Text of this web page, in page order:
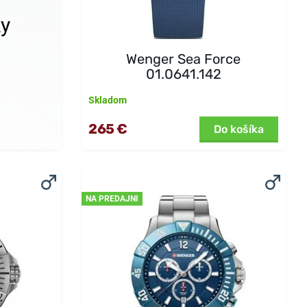
Wenger Sea Force
01.0641.142
Skladom
265 € Do košíka
NA PREDAJNI